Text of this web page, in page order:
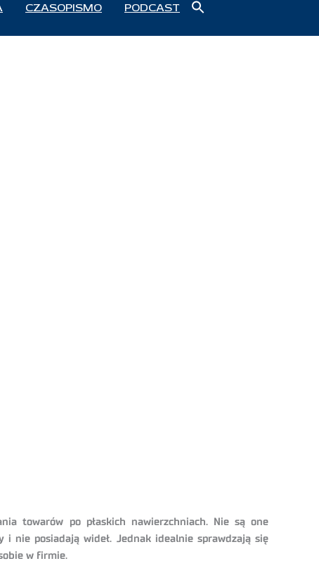
CZASOPISMO PODCAST
towarów po płaskich nawierzchniach. Nie są one
i nie posiadają wideł. Jednak idealnie sprawdzają się
w firmie.